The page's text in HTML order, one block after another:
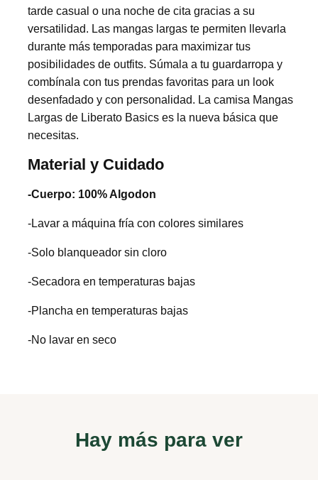
tarde casual o una noche de cita gracias a su
versatilidad. Las mangas largas te permiten llevarla
durante más temporadas para maximizar tus
posibilidades de outfits. Súmala a tu guardarropa y
combínala con tus prendas favoritas para un look
desenfadado y con personalidad. La camisa Mangas
Largas de Liberato Basics es la nueva básica que
necesitas.
Material y Cuidado
-Cuerpo: 100% Algodon
-Lavar a máquina fría con colores similares
-Solo blanqueador sin cloro
-Secadora en temperaturas bajas
-Plancha en temperaturas bajas
-No lavar en seco
Hay más para ver